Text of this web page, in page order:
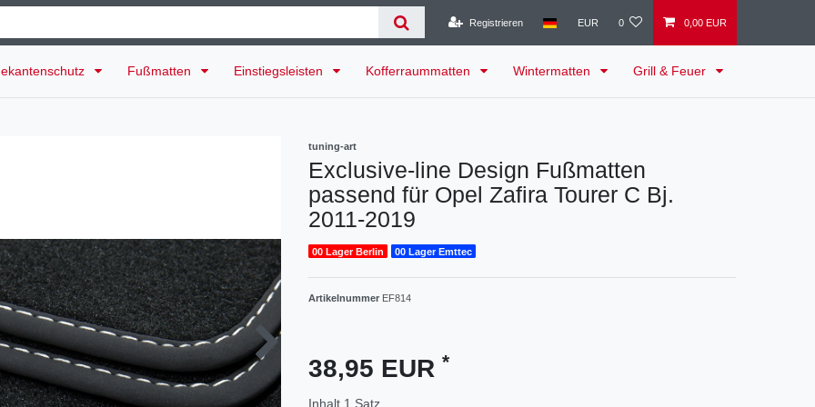
Registrieren EUR 0 0,00 EUR
Fußmatten Einstiegsleisten Kofferraummatten Wintermatten Grill & Feuer
tuning-art
Exclusive-line Design Fußmatten
passend für Opel Zafira Tourer C Bj.
2011-2019
00 Lager Berlin 00 Lager Emttec
Artikelnummer EF814
38,95 EUR *
Inhalt 1 Satz